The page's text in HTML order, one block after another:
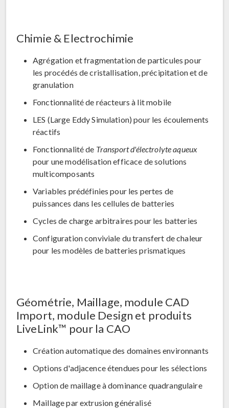
Chimie & Electrochimie
Agrégation et fragmentation de particules pour
les procédés de cristallisation, précipitation et de
granulation
Fonctionnalité de réacteurs à lit mobile
LES (Large Eddy Simulation) pour les écoulements
réactifs
Fonctionnalité de Transport d'électrolyte aqueux
pour une modélisation efficace de solutions
multicomposants
Variables prédéfinies pour les pertes de
puissances dans les cellules de batteries
Cycles de charge arbitraires pour les batteries
Configuration conviviale du transfert de chaleur
pour les modèles de batteries prismatiques
Géométrie, Maillage, module CAD
Import, module Design et produits
LiveLink™ pour la CAO
Création automatique des domaines environnants
Options d'adjacence étendues pour les sélections
Option de maillage à dominance quadrangulaire
Maillage par extrusion généralisé